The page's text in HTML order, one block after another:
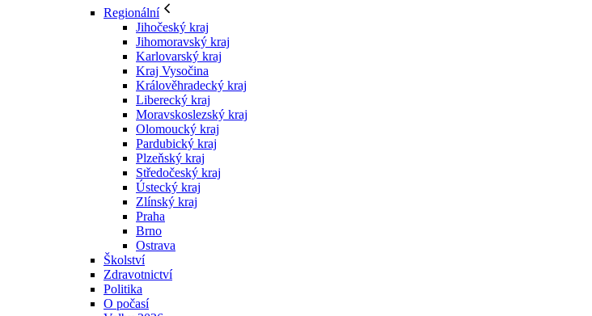
Regionální
Jihočeský kraj
Jihomoravský kraj
Karlovarský kraj
Kraj Vysočina
Králověhradecký kraj
Liberecký kraj
Moravskoslezský kraj
Olomoucký kraj
Pardubický kraj
Plzeňský kraj
Středočeský kraj
Ústecký kraj
Zlínský kraj
Praha
Brno
Ostrava
Školství
Zdravotnictví
Politika
O počasí